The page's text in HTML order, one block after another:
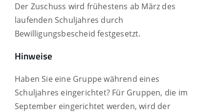
Der Zuschuss wird frühestens ab März des
laufenden Schuljahres durch
Bewilligungsbescheid festgesetzt.
Hinweise
Haben Sie eine Gruppe während eines
Schuljahres eingerichtet? Für Gruppen, die im
September eingerichtet werden, wird der